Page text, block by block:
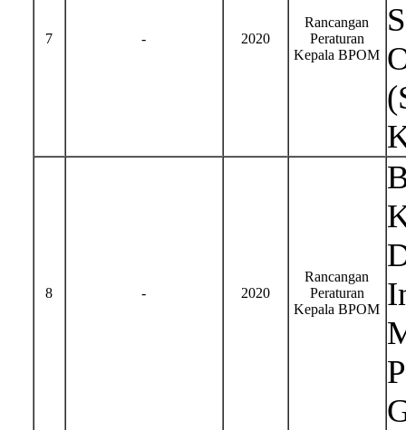
7 - 2020
Rancangan
Peraturan
Kepala BPOM
8 - 2020
Rancangan
Peraturan
Kepala BPOM